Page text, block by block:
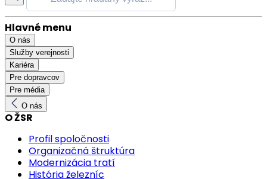
Hlavné menu
O nás
Služby verejnosti
Kariéra
Pre dopravcov
Pre média
O nás
O ŽSR
Profil spoločnosti
Organizačná štruktúra
Modernizácia tratí
História železníc